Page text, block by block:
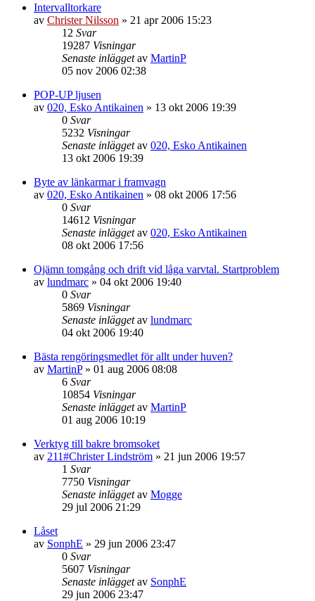
Intervalltorkare
av Christer Nilsson » 21 apr 2006 15:23
12 Svar
19287 Visningar
Senaste inläggetav MartinP
05 nov 2006 02:38
POP-UP ljusen
av 020, Esko Antikainen » 13 okt 2006 19:39
0 Svar
5232 Visningar
Senaste inläggetav 020, Esko Antikainen
13 okt 2006 19:39
Byte av länkarmar i framvagn
av 020, Esko Antikainen » 08 okt 2006 17:56
0 Svar
14612 Visningar
Senaste inläggetav 020, Esko Antikainen
08 okt 2006 17:56
Ojämn tomgång och drift vid låga varvtal. Startproblem
av lundmarc » 04 okt 2006 19:40
0 Svar
5869 Visningar
Senaste inläggetav lundmarc
04 okt 2006 19:40
Bästa rengöringsmedlet för allt under huven?
av MartinP» 01 aug 2006 08:08
6 Svar
10854 Visningar
Senaste inläggetav MartinP
01 aug 2006 10:19
Verktyg till bakre bromsoket
av 211#Christer Lindström » 21 jun 2006 19:57
1 Svar
7750 Visningar
Senaste inläggetav Mogge
29 jul 2006 21:29
Låset
av SonphE » 29 jun 2006 23:47
0 Svar
5607 Visningar
Senaste inläggetav SonphE
29 jun 2006 23:47